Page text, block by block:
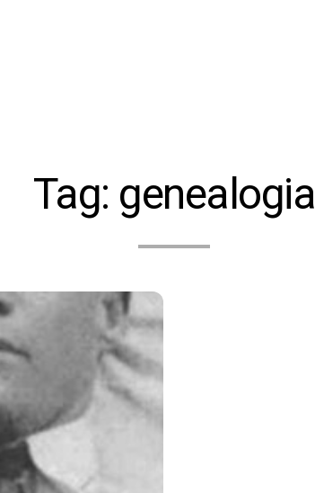
Tag: genealogia